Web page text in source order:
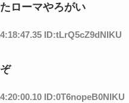
ローマやろがい
ID:tLrQ5cZ9dNIKU
ID:0T6nopeB0NIKU